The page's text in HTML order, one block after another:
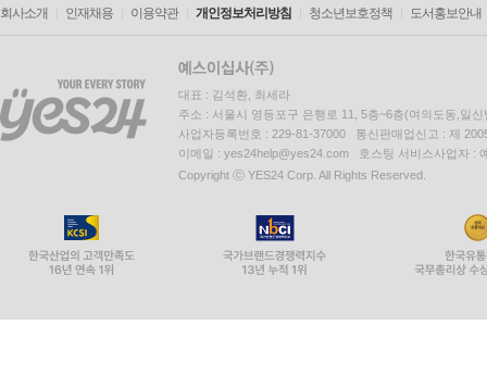
회사소개 인재채용 이용약관 개인정보처리방침 청소년보호정책 도서홍보안내
대표 : 김석환, 최세라
주소 : 서울시 영등포구 은행로 11, 5층~6층(여의도동,일신
사업자등록번호 : 229-81-37000 통신판매업신고 : 제
이메일 : yes24help@yes24.com 호스팅 서비스사업자 :
Copyright ⓒ YES24 Corp. All Rights Reserved.